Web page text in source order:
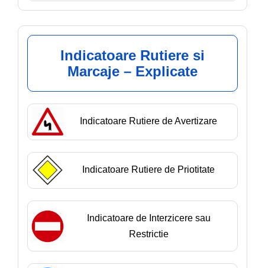
Indicatoare Rutiere si
Marcaje – Explicate
Indicatoare Rutiere de Avertizare
Indicatoare Rutiere de Priotitate
Indicatoare de Interzicere sau
Restrictie